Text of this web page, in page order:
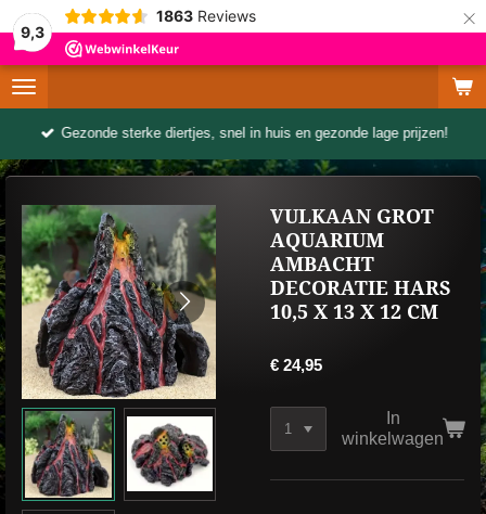
9,3
1863 Reviews ×
Gezonde sterke diertjes, snel in huis en gezonde lage prijzen!
VULKAAN GROT
AQUARIUM
AMBACHT
DECORATIE HARS
10,5 X 13 X 12 CM
€ 24,95
In
winkelwagen